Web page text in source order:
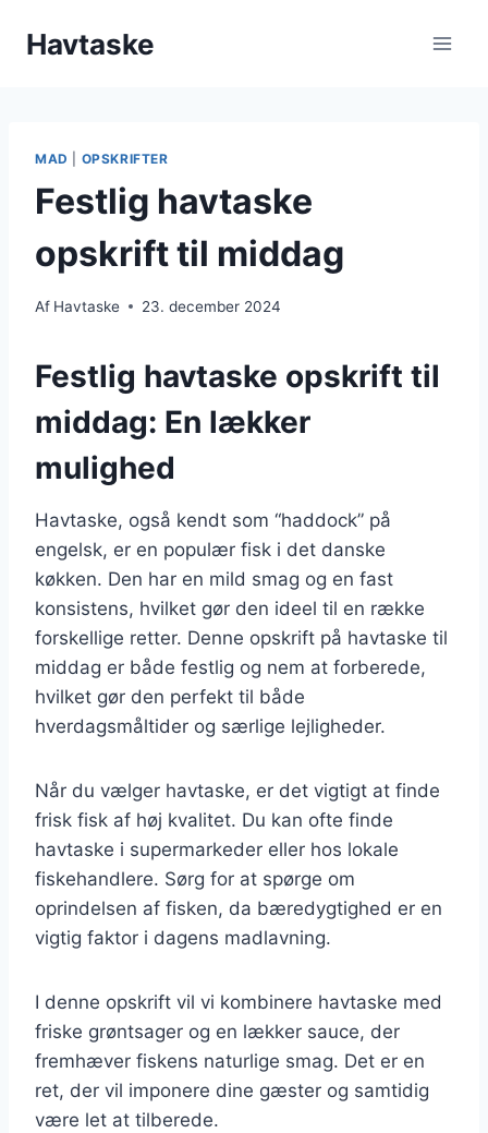
Havtaske
MAD OPSKRIFTER
Festlig havtaske
opskrift til middag
Af Havtaske 23. december 2024
Festlig havtaske opskrift til
middag: En lækker
mulighed
Havtaske, også kendt som “haddock” på
engelsk, er en populær fisk i det danske
køkken. Den har en mild smag og en fast
konsistens, hvilket gør den ideel til en række
forskellige retter. Denne opskrift på havtaske til
middag er både festlig og nem at forberede,
hvilket gør den perfekt til både
hverdagsmåltider og særlige lejligheder.
Når du vælger havtaske, er det vigtigt at finde
frisk fisk af høj kvalitet. Du kan ofte finde
havtaske i supermarkeder eller hos lokale
fiskehandlere. Sørg for at spørge om
oprindelsen af fisken, da bæredygtighed er en
vigtig faktor i dagens madlavning.
I denne opskrift vil vi kombinere havtaske med
friske grøntsager og en lækker sauce, der
fremhæver fiskens naturlige smag. Det er en
ret, der vil imponere dine gæster og samtidig
være let at tilberede.